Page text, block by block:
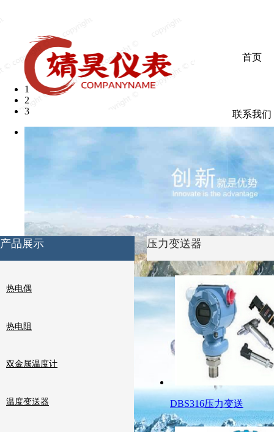
首页
联系我们
1
2
3
产品展示
热电偶
热电阻
双金属温度计
温度变送器
压力变送器
DBS316压力变送